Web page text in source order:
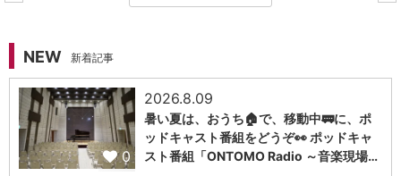
NEW 新着記事
0
2026.8.09
暑い夏は、おうち🏠で、移動中🚃に、ポ
ッドキャスト番組をどうぞ👀 ポッドキャ
スト番組「ONTOMO Radio ～音楽現場…